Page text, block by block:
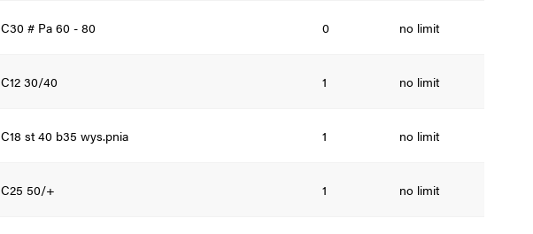
C30 # Pa 60 - 80 0 no limit
C12 30/40 1 no limit
C18 st 40 b35 wys.pnia 1 no limit
C25 50/+ 1 no limit